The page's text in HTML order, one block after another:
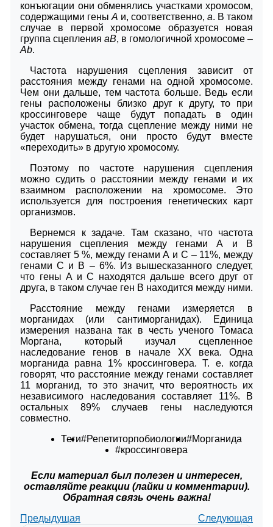
конъюгации они обменялись участками хромосом,
содержащими гены A и, соответственно, a. В таком
случае в первой хромосоме образуется новая
группа сцепления aB, в гомологичной хромосоме –
Ab.
Частота нарушения сцепления зависит от
расстояния между генами на одной хромосоме.
Чем они дальше, тем частота больше. Ведь если
гены расположены близко друг к другу, то при
кроссинговере чаще будут попадать в один
участок обмена, тогда сцепление между ними не
будет нарушаться, они просто будут вместе
«переходить» в другую хромосому.
Поэтому по частоте нарушения сцепления
можно судить о расстоянии между генами и их
взаимном расположении на хромосоме. Это
используется для построения генетических карт
организмов.
Вернемся к задаче. Там сказано, что частота
нарушения сцепления между генами А и В
составляет 5 %, между генами А и С – 11%, между
генами С и В – 6%. Из вышесказанного следует,
что гены A и C находятся дальше всего друг от
друга, в таком случае ген B находится между ними.
Расстояние между генами измеряется в
морганидах (или сантиморганидах). Единица
измерения названа так в честь ученого Томаса
Моргана, который изучал сцепленное
наследование генов в начале XX века. Одна
морганида равна 1% кроссинговера. Т. е. когда
говорят, что расстояние между генами составляет
11 морганид, то это значит, что вероятность их
независимого наследования составляет 11%. В
остальных 89% случаев гены наследуются
совместно.
Теги#Репетиторпобиологии#Морганида
#кроссинговера
Если материал был полезен и интересен,
оставляйте реакции (лайки и комментарии).
Обратная связь очень важна!
Предыдущая
Следующая